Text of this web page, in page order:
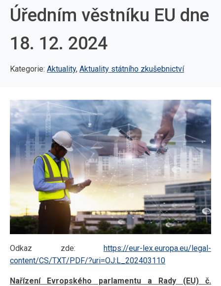
Úředním věstníku EU dne
18. 12. 2024
Kategorie: Aktuality, Aktuality státního zkušebnictví
Odkaz zde: https://eur-lex.europa.eu/legal-
content/CS/TXT/PDF/?uri=OJ:L_202403110
Nařízení Evropského parlamentu a Rady (EU) č.